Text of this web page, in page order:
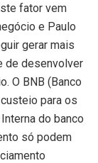
fator vem
e Paulo
gerar mais
de desenvolver
O BNB (Banco
para os
do banco
só podem